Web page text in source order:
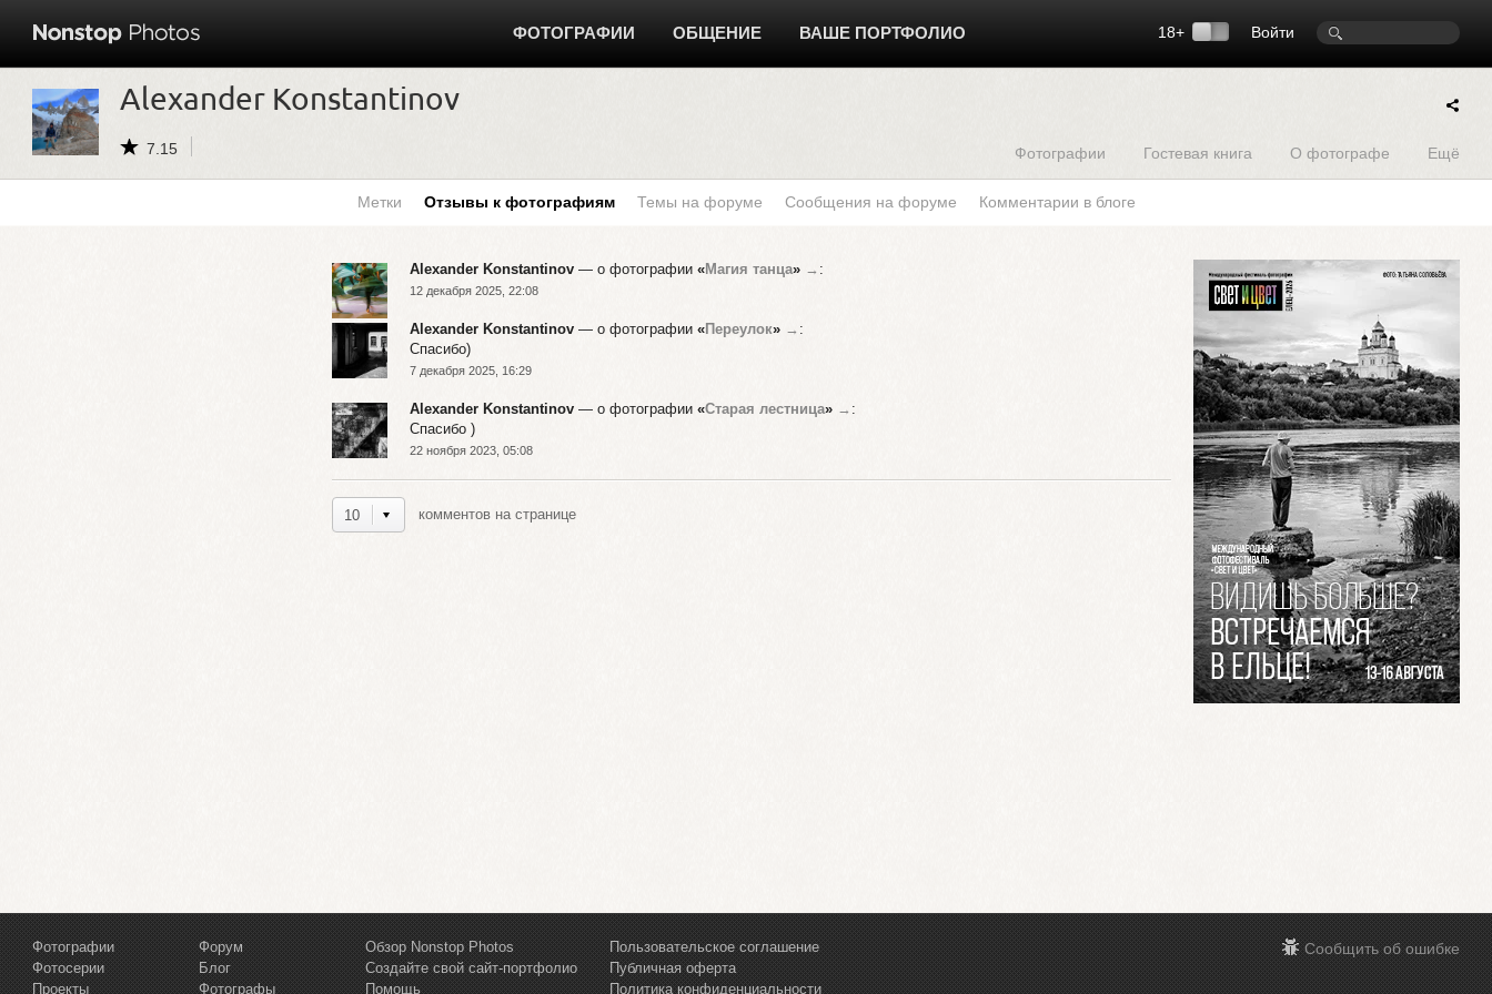
Войти
18+
ФОТОГРАФИИ ОБЩЕНИЕ ВАШЕ ПОРТФОЛИО
Alexander Konstantinov
7.15 Фотографии Гостевая книга О фотографе Ещё
Метки Отзывы к фотографиям Темы на форуме Сообщения на форуме Комментарии в блоге
Alexander Konstantinov — о фотографии «Магия танца» → :
12 декабря 2025, 22:08
Alexander Konstantinov — о фотографии «Переулок» → :
Спасибо)
7 декабря 2025, 16:29
Alexander Konstantinov — о фотографии «Старая лестница» → :
Спасибо )
22 ноября 2023, 05:08
10 комментов на странице
Фотографии
Фотосерии
Проекты
Форум
Блог
Фотографы
Обзор Nonstop Photos
Создайте свой сайт-портфолио
Помощь
Пользовательское соглашение
Публичная оферта
Политика конфиденциальности
Сообщить об ошибке